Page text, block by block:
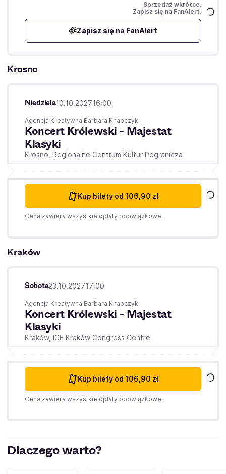
Sprzedaż wkrótce.
Zapisz się na FanAlert.
Zapisz się na FanAlert
Krosno
Niedziela10.10.202716:00
Agencja Kreatywna Barbara Knapczyk
Koncert Królewski - Majestat
Klasyki
Krosno, Regionalne Centrum Kultur Pogranicza
Kup bilety od 106,90 zł
Cena zawiera wszystkie opłaty obowiązkowe.
Kraków
Sobota23.10.202717:00
Agencja Kreatywna Barbara Knapczyk
Koncert Królewski - Majestat
Klasyki
Kraków, ICE Kraków Congress Centre
Kup bilety od 106,90 zł
Cena zawiera wszystkie opłaty obowiązkowe.
Dlaczego warto?